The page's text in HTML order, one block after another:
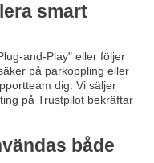
smart
and-Play" eller följer
på parkoppling eller
dig. Vi säljer
på Trustpilot bekräftar
både